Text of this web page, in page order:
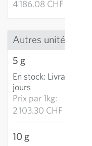
4 186.08 CHF
Autres unités
5 g
En stock: Livraison 2-4
jours
Prix par1kg:
2 103.30 CHF
10 g